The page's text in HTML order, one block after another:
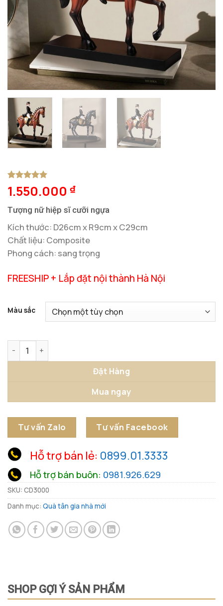
5trên 5
dựa trên
1
1.550.000 ₫
Tượng nữ hiệp sĩ cưỡi ngựa
Kích thước: D26cm x R9cm x C29cm
Chất liệu: Composite
Phong cách: sang trọng
FREESHIP + Lắp đặt nội thành Hà Nội
Màu sắc
Tượng Nữ Hiệp Sĩ Cưỡi Ngựa Sang Trọng số lượng
Đặt Hàng
Mua ngay
Tư vấn Zalo Tư vấn Facebook
Hỗ trợ bán lẻ: 0899.01.3333
Hỗ trợ bán buôn: 0981.926.629
SKU: CD3000
Danh mục: Quà tân gia nhà mới
SHOP GỢI Ý SẢN PHẨM